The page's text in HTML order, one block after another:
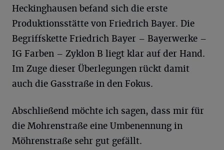
Heckinghausen befand sich die erste
Produktionsstätte von Friedrich Bayer. Die
Begriffskette Friedrich Bayer – Bayerwerke –
IG Farben – Zyklon B liegt klar auf der Hand.
Im Zuge dieser Überlegungen rückt damit
auch die Gasstraße in den Fokus.
Abschließend möchte ich sagen, dass mir für
die Mohrenstraße eine Umbenennung in
Möhrenstraße sehr gut gefällt.